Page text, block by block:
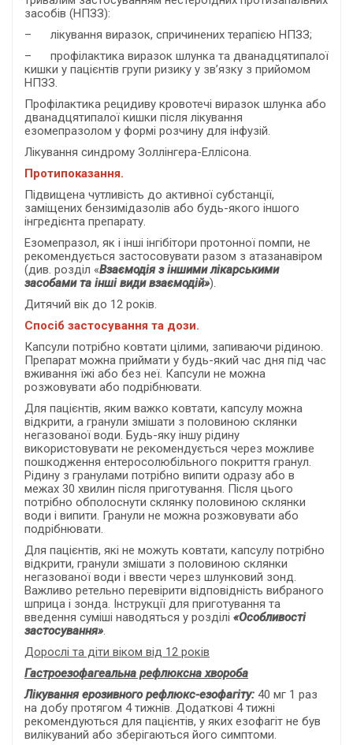
засобів (НПЗЗ):
– лікування виразок, спричинених терапією НПЗЗ;
– профілактика виразок шлунка та дванадцятипалої
кишки у пацієнтів групи ризику у зв’язку з прийомом
НПЗЗ.
Профілактика рецидиву кровотечі виразок шлунка або
дванадцятипалої кишки після лікування
езомепразолом у формі розчину для інфузій.
Лікування синдрому Золлінгера-Еллісона.
Протипоказання.
Підвищена чутливість до активної субстанції,
заміщених бензимідазолів або будь-якого іншого
інгредієнта препарату.
Езомепразол, як і інші інгібітори протонної помпи, не
рекомендується застосовувати разом з атазанавіром
(див. розділ «Взаємодія з іншими лікарськими
засобами та інші види взаємодій»).
Дитячий вік до 12 років.
Спосіб застосування та дози.
Капсули потрібно ковтати цілими, запиваючи рідиною.
Препарат можна приймати у будь-який час дня під час
вживання їжі або без неї. Капсули не можна
розжовувати або подрібнювати.
Для пацієнтів, яким важко ковтати, капсулу можна
відкрити, а гранули змішати з половиною склянки
негазованої води. Будь-яку іншу рідину
використовувати не рекомендується через можливе
пошкодження ентеросолюбільного покриття гранул.
Рідину з гранулами потрібно випити одразу або в
межах 30 хвилин після приготування. Після цього
потрібно обполоснути склянку половиною склянки
води і випити. Гранули не можна розжовувати або
подрібнювати.
Для пацієнтів, які не можуть ковтати, капсулу потрібно
відкрити, гранули змішати з половиною склянки
негазованої води і ввести через шлунковий зонд.
Важливо ретельно перевірити відповідність вибраного
шприца і зонда. Інструкції для приготування та
введення суміші наводяться у розділі «Особливості
застосування».
Дорослі та діти віком від 12 років
Гастроезофагеальна рефлюксна хвороба
Лікування ерозивного рефлюкс-езофагіту: 40 мг 1 раз
на добу протягом 4 тижнів. Додаткові 4 тижні
рекомендуються для пацієнтів, у яких езофагіт не був
вилікуваний або зберігаються його симптоми.